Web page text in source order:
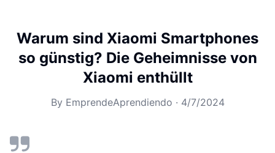
Warum sind Xiaomi Smartphones
so günstig? Die Geheimnisse von
Xiaomi enthüllt
By EmprendeAprendiendo · 4/7/2024